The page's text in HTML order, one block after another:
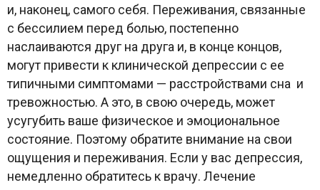
и, наконец, самого себя. Переживания, связанные
с бессилием перед болью, постепенно
наслаиваются друг на друга и, в конце концов,
могут привести к клинической депрессии с ее
типичными симптомами — расстройствами сна и
тревожностью. А это, в свою очередь, может
усугубить ваше физическое и эмоциональное
состояние. Поэтому обратите внимание на свои
ощущения и переживания. Если у вас депрессия,
немедленно обратитесь к врачу. Лечение